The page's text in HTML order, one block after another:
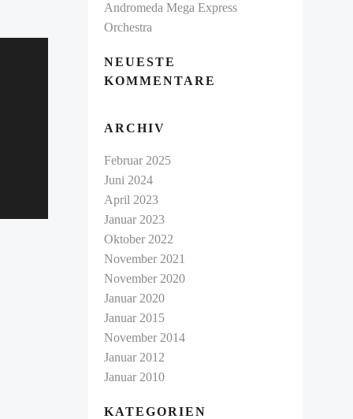
Andromeda Mega Express
Orchestra
NEUESTE
KOMMENTARE
ARCHIV
Februar 2025
Juni 2024
April 2023
Januar 2023
Oktober 2022
November 2021
November 2020
Januar 2020
Januar 2015
November 2014
Januar 2012
Januar 2010
KATEGORIEN